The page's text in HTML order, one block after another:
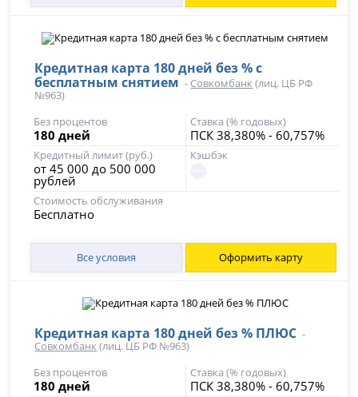
Кредитная карта 180 дней без % с
бесплатным снятием - Совкомбанк (лиц. ЦБ РФ
№963)
Без процентов
180 дней
Ставка (% годовых)
ПСК 38,380% - 60,757%
Кредитный лимит (руб.)
от 45 000 до 500 000
рублей
Кэшбэк
Стоимость обслуживания
Бесплатно
Все условия Оформить карту
Кредитная карта 180 дней без % ПЛЮС -
Совкомбанк (лиц. ЦБ РФ №963)
Без процентов
180 дней
Ставка (% годовых)
ПСК 38,380% - 60,757%